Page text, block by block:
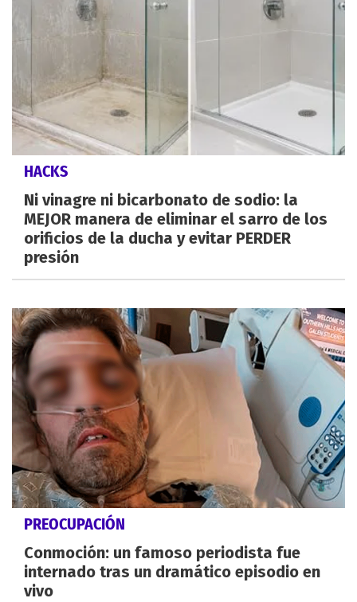
HACKS
Ni vinagre ni bicarbonato de sodio: la
MEJOR manera de eliminar el sarro de los
orificios de la ducha y evitar PERDER
presión
PREOCUPACIÓN
Conmoción: un famoso periodista fue
internado tras un dramático episodio en
vivo